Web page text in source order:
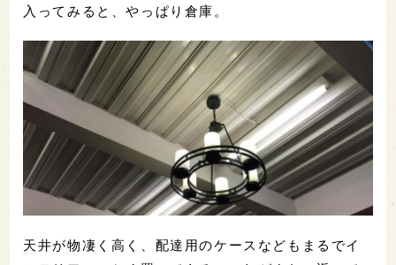
入ってみると、やっぱり倉庫。
天井が物凄く高く、配達用のケースなどもまるでイ